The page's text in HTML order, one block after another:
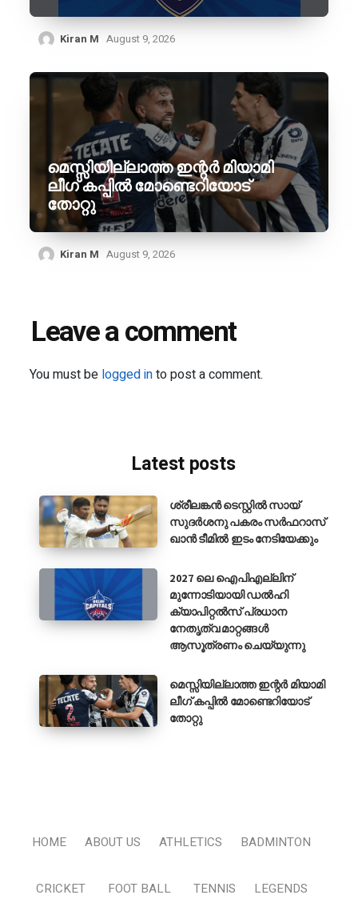
Kiran M August 9, 2026
മെസ്സിയില്ലാത്ത ഇന്റർ മിയാമി
ലീഗ് കപ്പിൽ മോണ്ടെറിയോട്
തോറ്റു
Kiran M August 9, 2026
Leave a comment
You must be logged into post a comment.
Latest posts
ശ്രീലങ്കൻ ടെസ്റ്റിൽ സായ്
സുദർശനു പകരം സർഫറാസ്
ഖാൻ ടീമിൽ ഇടം നേടിയേക്കും
2027 ലെ ഐപിഎല്ലിന്
മുന്നോടിയായി ഡൽഹി
ക്യാപിറ്റൽസ് പ്രധാന
നേതൃത്വ മാറ്റങ്ങൾ
ആസൂത്രണം ചെയ്യുന്നു
മെസ്സിയില്ലാത്ത ഇന്റർ മിയാമി
ലീഗ് കപ്പിൽ മോണ്ടെറിയോട്
തോറ്റു
HOME ABOUT US ATHLETICS BADMINTON
CRICKET FOOT BALL TENNIS LEGENDS